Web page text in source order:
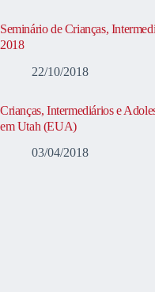
Seminário de Crianças,
2018
22/10/2018
Crianças, Intermediários e
em Utah (EUA)
03/04/2018